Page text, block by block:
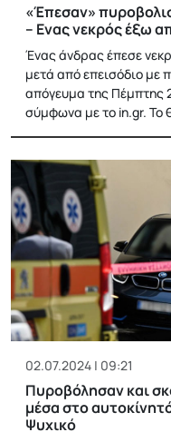
«Έπεσαν»
– Ενας νεκρός έξω
Ένας άνδρας έπεσε
μετά από επεισόδιο με
απόγευμα της Πέμπτης
σύμφωνα με το in.gr. Το
02.07.2024 | 09:21
Πυροβόλησαν και
μέσα στο
Ψυχικό